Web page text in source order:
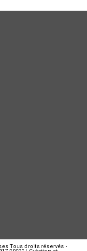
Tous droits réservés -